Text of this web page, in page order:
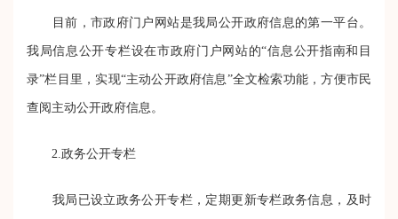
目前，市政府门户网站是我局公开政府信息的第一平台。
我局信息公开专栏设在市政府门户网站的“信息公开指南和目
录”栏目里，实现“主动公开政府信息”全文检索功能，方便市民
查阅主动公开政府信息。
2. 政务公开专栏
我局已设立政务公开专栏，定期更新专栏政务信息，及时